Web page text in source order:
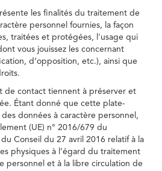
les finalités du traitement de
personnel fournies, la façon
traitées et protégées, l'usage qui
vous jouissez les concernant
d’opposition, etc.), ainsi que
de contact tiennent à préserver et
Étant donné que cette plate-
données à caractère personnel,
(UE) n° 2016/679 du
Conseil du 27 avril 2016 relatif à la
physiques à l’égard du traitement
personnel et à la libre circulation de